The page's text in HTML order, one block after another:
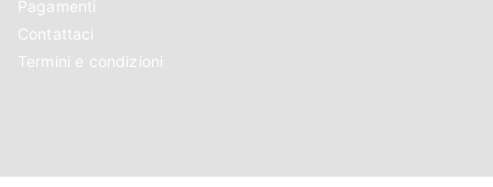
Pagamenti
Contattaci
Termini e condizioni